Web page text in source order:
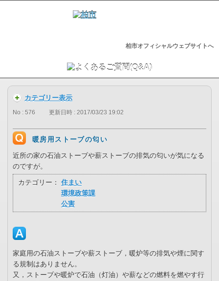
柏市オフィシャルウェブサイトへ
カテゴリー表示
No : 576 更新日時 : 2017/03/23 19:02
暖房用ストーブの匂い
近所の家の石油ストーブや薪ストーブの排気の匂いが気になる
のですが。
カテゴリー：
住まい
環境政策課
公害
家庭用の石油ストーブや薪ストーブ，暖炉等の排気や煙に関す
る規制はありません。
又，ストーブや暖炉で石油（灯油）や薪などの燃料を燃やす行